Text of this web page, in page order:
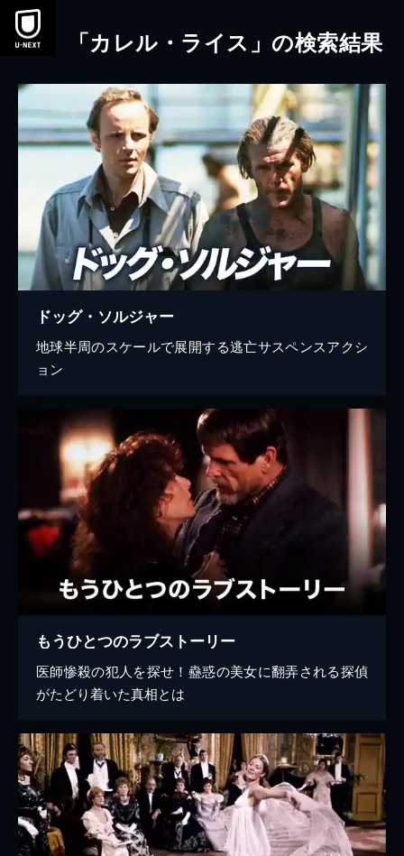
本文へスキップ
「カレル・ライス」の検索結果
ドッグ・ソルジャー
地球半周のスケールで展開する逃亡サスペンスアクシ
ョン
もうひとつのラブストーリー
医師惨殺の犯人を探せ！蠱惑の美女に翻弄される探偵
がたどり着いた真相とは